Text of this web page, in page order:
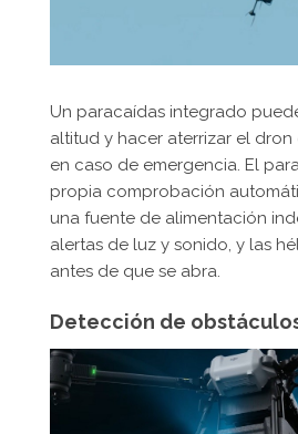
Un paracaídas integrado
altitud y hacer aterrizar el
en caso de emergencia. El
propia comprobación
una fuente de alimentación
alertas de luz y sonido, y las
antes de que se abra.
Detección de